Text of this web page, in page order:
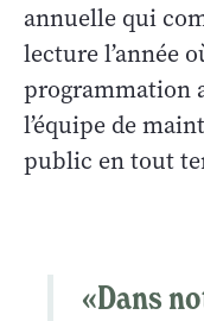
annuelle qui
lecture l’année
programmation
l’équipe de
public en tout
«Dans